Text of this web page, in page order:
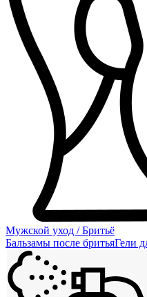
Мужской уход / Бритьё
Бальзамы после бритьяГели